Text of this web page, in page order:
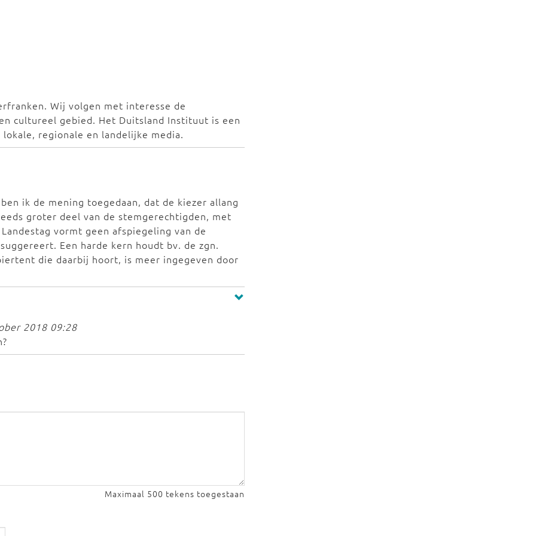
Wij volgen met interesse de
cultureel gebied. Het Duitsland Instituut is een
regionale en landelijke media.
ik de mening toegedaan, dat de kiezer allang
groter deel van de stemgerechtigden, met
vormt geen afspiegeling van de
Een harde kern houdt bv. de zgn.
die daarbij hoort, is meer ingegeven door
2018 09:28
Maximaal 500 tekens toegestaan